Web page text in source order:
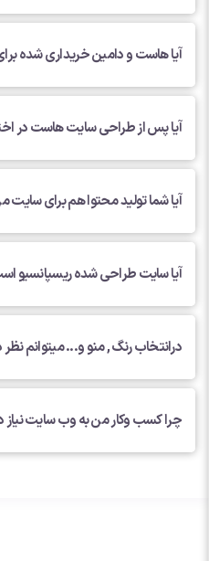
آیا هاست و دامین خریداری شده
آیا پس از طراحی سایت هاست در
آیا شما تولید محتوا هم برای
آیا سایت طراحی شده ریسپانسیو
درانتخاب رنگ , منو و... میتوانم
چرا کسب وکار من به وب سایت نیاز